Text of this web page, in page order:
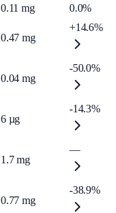
0.11 mg 0.0%
0.47 mg
+14.6%
0.04 mg
-50.0%
6 µg
-14.3%
1.7 mg
—
0.77 mg
-38.9%